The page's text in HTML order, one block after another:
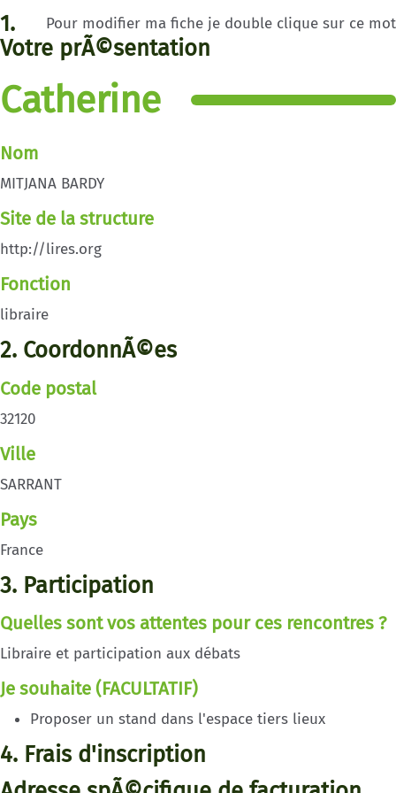
Pour modifier ma fiche je double clique sur ce mot
1.
Votre prÃ©sentation
Catherine
Nom
MITJANA BARDY
Site de la structure
http://lires.org
Fonction
libraire
2. CoordonnÃ©es
Code postal
32120
Ville
SARRANT
Pays
France
3. Participation
Quelles sont vos attentes pour ces rencontres ?
Libraire et participation aux débats
Je souhaite (FACULTATIF)
Proposer un stand dans l'espace tiers lieux
4. Frais d'inscription